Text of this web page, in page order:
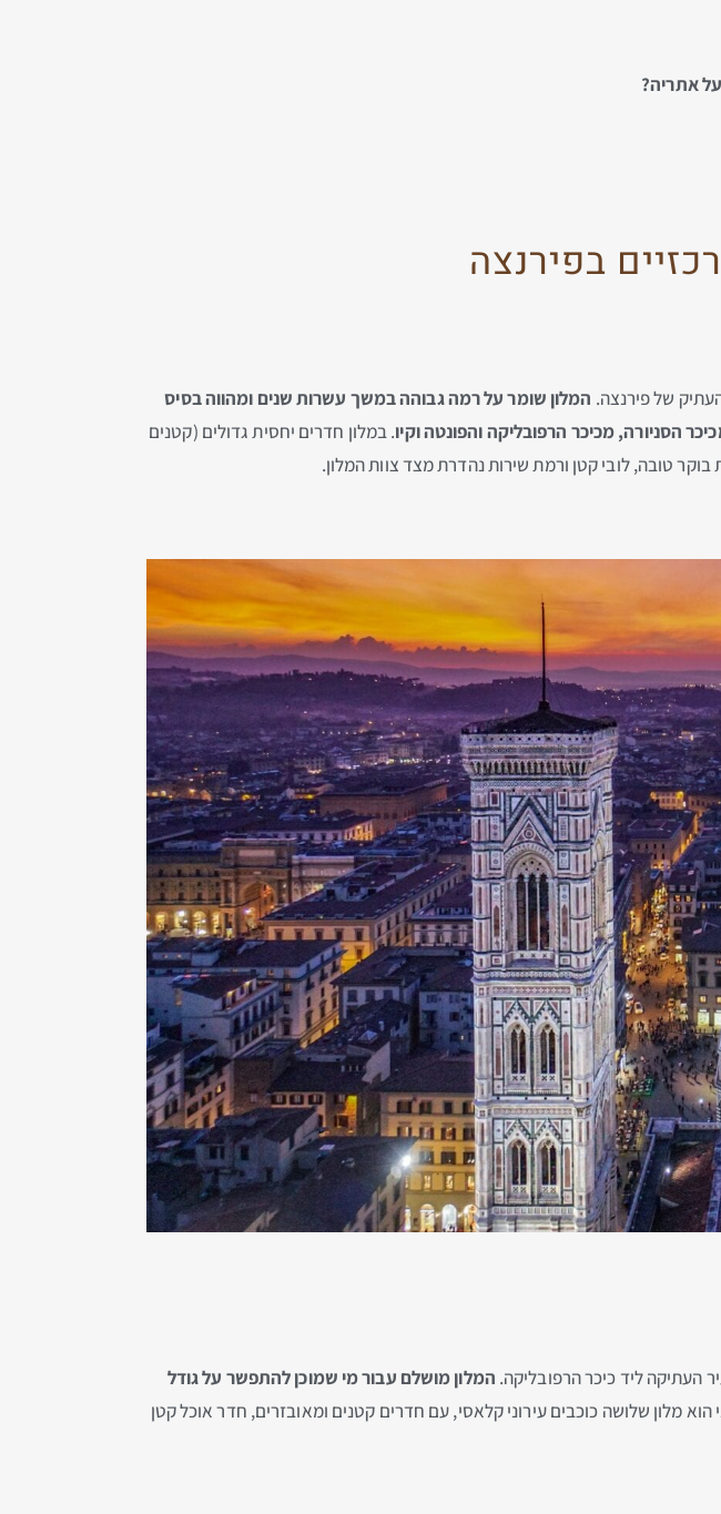
אתריה?
של פירנצה. המלון שומר על רמה גבוהה במשך עשרות שנים ומהווה בסיס
הסניורה, מכיכר הרפובליקה והפונטה וקיו. במלון חדרים יחסית גדולים (קטנים
טובה, לובי קטן ורמת שירות נהדרת מצד צוות המלון.
העתיקה ליד כיכר הרפובליקה. המלון מושלם עבור מי שמוכן להתפשר על גודל
הוא מלון שלושה כוכבים עירוני קלאסי, עם חדרים קטנים ומאובזרים, חדר אוכל קטן